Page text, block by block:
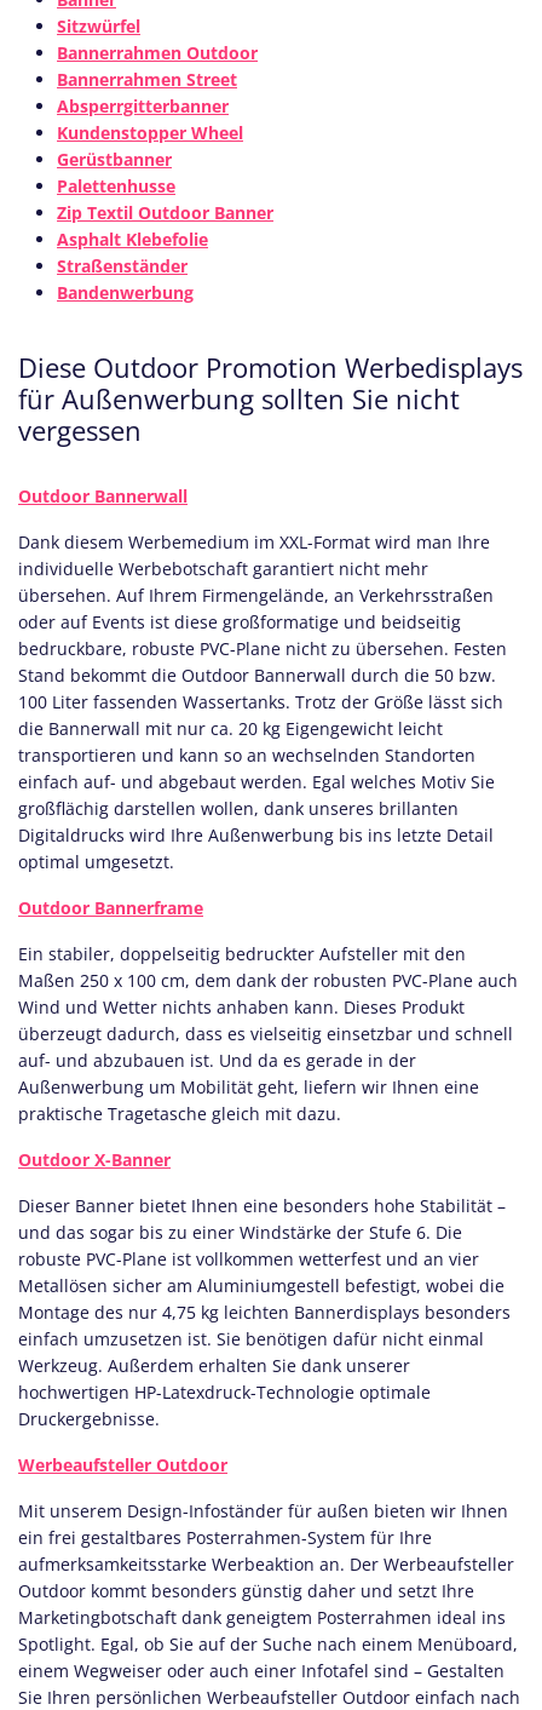
Sitzwürfel
Bannerrahmen Outdoor
Bannerrahmen Street
Absperrgitterbanner
Kundenstopper Wheel
Gerüstbanner
Palettenhusse
Zip Textil Outdoor Banner
Asphalt Klebefolie
Straßenständer
Bandenwerbung
Diese Outdoor Promotion Werbedisplays
für Außenwerbung sollten Sie nicht
vergessen
Outdoor Bannerwall
Dank diesem Werbemedium im XXL-Format wird man Ihre
individuelle Werbebotschaft garantiert nicht mehr
übersehen. Auf Ihrem Firmengelände, an Verkehrsstraßen
oder auf Events ist diese großformatige und beidseitig
bedruckbare, robuste PVC-Plane nicht zu übersehen. Festen
Stand bekommt die Outdoor Bannerwall durch die 50 bzw.
100 Liter fassenden Wassertanks. Trotz der Größe lässt sich
die Bannerwall mit nur ca. 20 kg Eigengewicht leicht
transportieren und kann so an wechselnden Standorten
einfach auf- und abgebaut werden. Egal welches Motiv Sie
großflächig darstellen wollen, dank unseres brillanten
Digitaldrucks wird Ihre Außenwerbung bis ins letzte Detail
optimal umgesetzt.
Outdoor Bannerframe
Ein stabiler, doppelseitig bedruckter Aufsteller mit den
Maßen 250 x 100 cm, dem dank der robusten PVC-Plane auch
Wind und Wetter nichts anhaben kann. Dieses Produkt
überzeugt dadurch, dass es vielseitig einsetzbar und schnell
auf- und abzubauen ist. Und da es gerade in der
Außenwerbung um Mobilität geht, liefern wir Ihnen eine
praktische Tragetasche gleich mit dazu.
Outdoor X-Banner
Dieser Banner bietet Ihnen eine besonders hohe Stabilität –
und das sogar bis zu einer Windstärke der Stufe 6. Die
robuste PVC-Plane ist vollkommen wetterfest und an vier
Metallösen sicher am Aluminiumgestell befestigt, wobei die
Montage des nur 4,75 kg leichten Bannerdisplays besonders
einfach umzusetzen ist. Sie benötigen dafür nicht einmal
Werkzeug. Außerdem erhalten Sie dank unserer
hochwertigen HP-Latexdruck-Technologie optimale
Druckergebnisse.
Werbeaufsteller Outdoor
Mit unserem Design-Infoständer für außen bieten wir Ihnen
ein frei gestaltbares Posterrahmen-System für Ihre
aufmerksamkeitsstarke Werbeaktion an. Der Werbeaufsteller
Outdoor kommt besonders günstig daher und setzt Ihre
Marketingbotschaft dank geneigtem Posterrahmen ideal ins
Spotlight. Egal, ob Sie auf der Suche nach einem Menüboard,
einem Wegweiser oder auch einer Infotafel sind – Gestalten
Sie Ihren persönlichen Werbeaufsteller Outdoor einfach nach